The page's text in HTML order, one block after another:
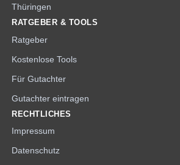
Thüringen
RATGEBER & TOOLS
Ratgeber
Kostenlose Tools
Für Gutachter
Gutachter eintragen
RECHTLICHES
Impressum
Datenschutz